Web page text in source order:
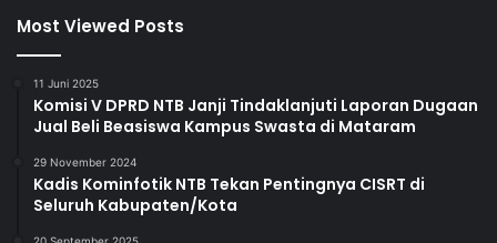
Most Viewed Posts
11 Juni 2025
Komisi V DPRD NTB Janji Tindaklanjuti Laporan Dugaan
Jual Beli Beasiswa Kampus Swasta di Mataram
29 November 2024
Kadis Kominfotik NTB Tekan Pentingnya CISRT di
Seluruh Kabupaten/Kota